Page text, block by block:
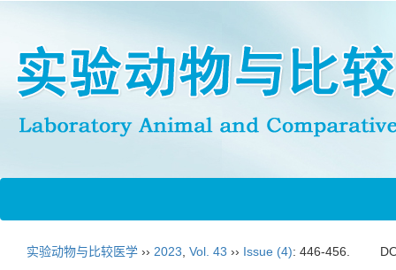
实验动物与比较医学 ›› 2023 Vol. 43 ›› Issue (4): 446-456.